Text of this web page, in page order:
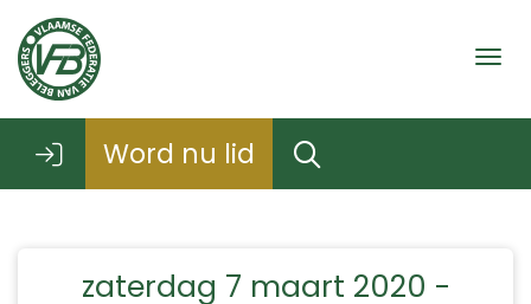
Word nu lid
zaterdag 7 maart 2020 -